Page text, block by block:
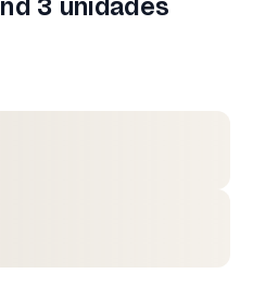
3 unidades